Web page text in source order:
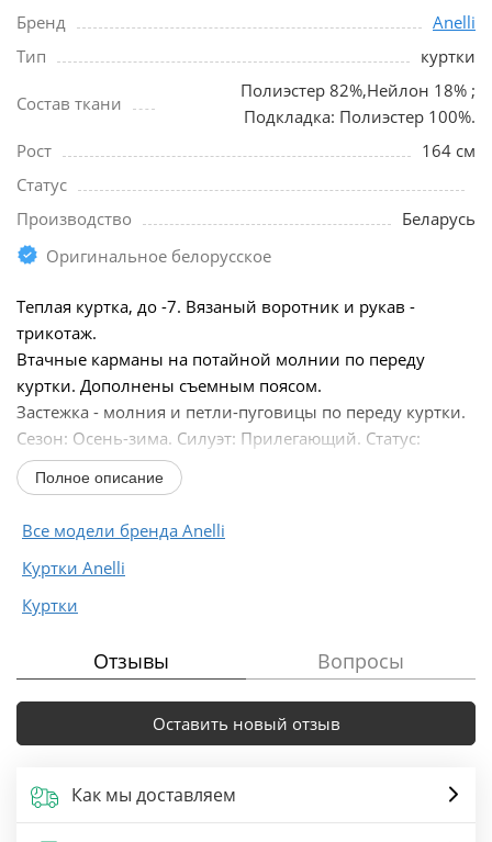
Бренд
Anelli
Тип
куртки
Состав ткани
Полиэстер 82%,Нейлон 18% ;
Подкладка: Полиэстер 100%.
Рост
164 см
Статус
Производство
Беларусь
Оригинальное белорусское
Теплая куртка, до -7. Вязаный воротник и рукав -
трикотаж.
Втачные карманы на потайной молнии по переду
куртки. Дополнены съемным поясом.
Застежка - молния и петли-пуговицы по переду куртки.
Сезон: Осень-зима. Силуэт: Прилегающий. Статус:
Повседневное, нарядное.
Замеры для каждого размера:
Полное описание
Все модели бренда Anelli
Куртки Anelli
Куртки
Отзывы Вопросы
Оставить новый отзыв
Как мы доставляем